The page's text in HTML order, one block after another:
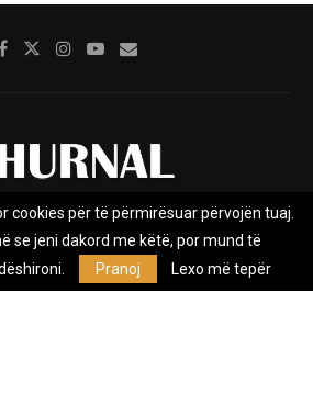
Impresumi Marketing
Privacy Policy
e Lajmeve e pavarur, e themeluar në vitin
cookies për të përmirësuar përvojën tuaj.
se jeni dakord me këtë, por mund të
Pranoj Lexo më tepër